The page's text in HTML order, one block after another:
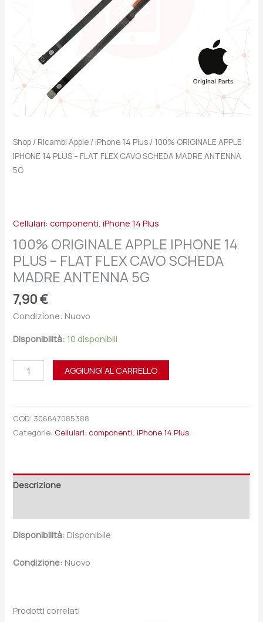
Shop / Ricambi Apple / iPhone 14 Plus / 100% ORIGINALE APPLE
IPHONE 14 PLUS – FLAT FLEX CAVO SCHEDA MADRE ANTENNA
5G
Cellulari: componenti,iPhone 14 Plus
100% ORIGINALE APPLE IPHONE 14
PLUS – FLAT FLEX CAVO SCHEDA
MADRE ANTENNA 5G
7,90€
Condizione: Nuovo
Disponibilità: 10 disponibili
ANTENNA
5G
quantità
AGGIUNGI AL CARRELLO
COD: 306647085388
Categorie: Cellulari: componenti,iPhone 14 Plus
Descrizione
Disponibilità: Disponibile
Condizione: Nuovo
Prodotti correlati